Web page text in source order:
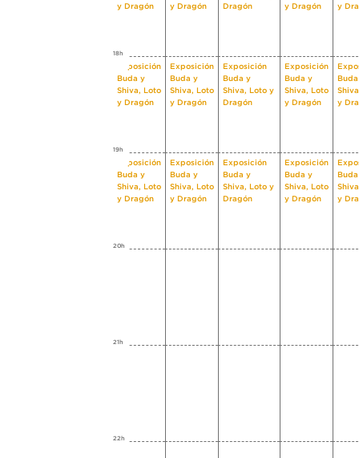
y Dragón
y Dragón
Dragón
y Dragón
y
18h
Exposición
Buda y
Shiva, Loto
y Dragón
Exposición
Buda y
Shiva, Loto
y Dragón
Exposición
Buda y
Shiva, Loto y
Dragón
Exposición
Buda y
Shiva, Loto
y Dragón
y
19h
Exposición
Buda y
Shiva, Loto
y Dragón
Exposición
Buda y
Shiva, Loto
y Dragón
Exposición
Buda y
Shiva, Loto y
Dragón
Exposición
Buda y
Shiva, Loto
y Dragón
y
20h
21h
22h